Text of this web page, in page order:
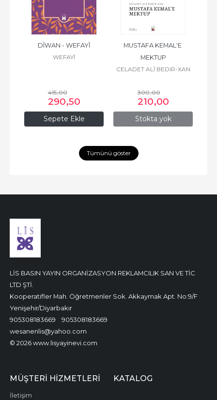
Sepete Ekle
DÎWAN - WEFAYÎ
WEFAYÎ
415,00
290,50
Stokta yok
MUSTAFA KEMAL'E
MEKTUP
CELADET ALÎ BEDIR-XAN
300,00
210,00
Tümünü göster
LİS BASIN YAYIN ORGANİZASYON REKLAMCILIK SAN VE TİC
LTD ŞTİ.
Kooperatifler Mah. Öğretmenler Sok. Akkaymak Apt. No:9/F
Yenişehir/Diyarbakır
905308183669
905308183669
wesanenlis@yahoo.com
© 2026 www.lisyayinevi.com
MÜŞTERI HIZMETLERI
İletişim
KATALOG